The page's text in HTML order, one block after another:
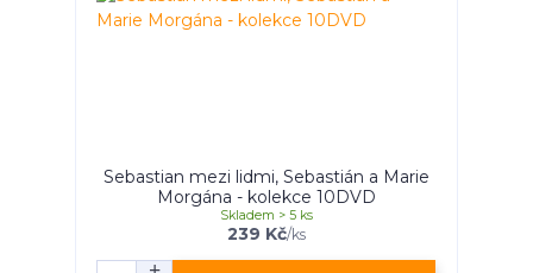
Sebastian mezi lidmi, Sebastián a Marie
Morgána - kolekce 10DVD
239 Kč/ks
Skladem > 5 ks